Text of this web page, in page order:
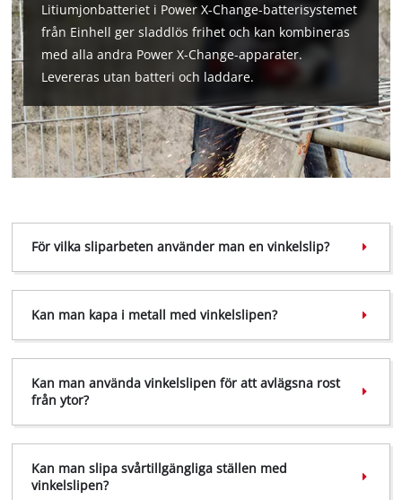
Google Maps service!
This content is not permitted to load due
to trackers that are not disclosed to the
visitor. The website owner needs to setup
the site with their CMP to add this content
Litiumjonbatteriet i Power X-Change-batterisystemet
från Einhell ger sladdlös frihet och kan kombineras
med alla andra Power X-Change-apparater.
Levereras utan batteri och laddare.
För vilka sliparbeten använder man en vinkelslip?
Kan man kapa i metall med vinkelslipen?
Kan man använda vinkelslipen för att avlägsna rost
från ytor?
Kan man slipa svårtillgängliga ställen med
vinkelslipen?